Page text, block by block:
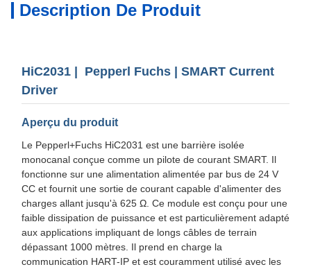
Description De Produit
HiC2031 | Pepperl Fuchs | SMART Current
Driver
Aperçu du produit
Le Pepperl+Fuchs HiC2031 est une barrière isolée
monocanal conçue comme un pilote de courant SMART. Il
fonctionne sur une alimentation alimentée par bus de 24 V
CC et fournit une sortie de courant capable d'alimenter des
charges allant jusqu'à 625 Ω. Ce module est conçu pour une
faible dissipation de puissance et est particulièrement adapté
aux applications impliquant de longs câbles de terrain
dépassant 1000 mètres. Il prend en charge la
communication HART-IP et est couramment utilisé avec les